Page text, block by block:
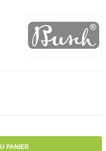
PANIER